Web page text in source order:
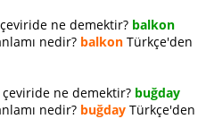
ne demektir? balkon
nedir? balkon Türkçe'den
ne demektir? buğday
nedir? buğday Türkçe'den